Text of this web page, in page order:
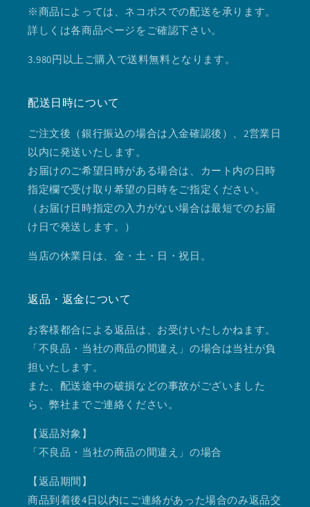
※商品によっては、ネコポスでの配送を承ります。
詳しくは各商品ページをご確認下さい。
3.980円以上ご購入で送料無料となります。
配送日時について
ご注文後（銀行振込の場合は入金確認後）、2営業日
以内に発送いたします。
お届けのご希望日時がある場合は、カート内の日時
指定欄で受け取り希望の日時をご指定ください。
（お届け日時指定の入力がない場合は最短でのお届
け日で発送します。）
当店の休業日は、金・土・日・祝日。
返品・返金について
お客様都合による返品は、お受けいたしかねます。
「不良品・当社の商品の間違え」の場合は当社が負
担いたします。
また、配送途中の破損などの事故がございました
ら、弊社までご連絡ください。
【返品対象】
「不良品・当社の商品の間違え」の場合
【返品期間】
商品到着後4日以内にご連絡があった場合のみ返品交